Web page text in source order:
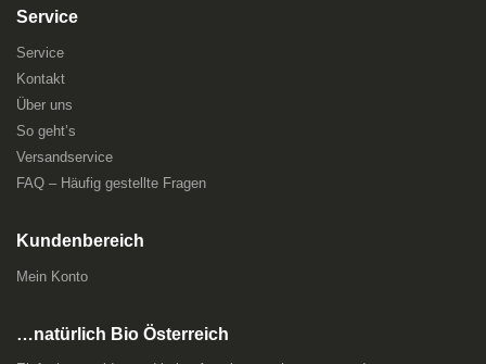
Service
Service
Kontakt
Über uns
So geht’s
Versandservice
FAQ – Häufig gestellte Fragen
Kundenbereich
Mein Konto
…natürlich Bio Österreich